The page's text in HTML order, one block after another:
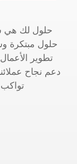
حلول لك هي
حلول مبتكرة
تطوير
دعم نجاح